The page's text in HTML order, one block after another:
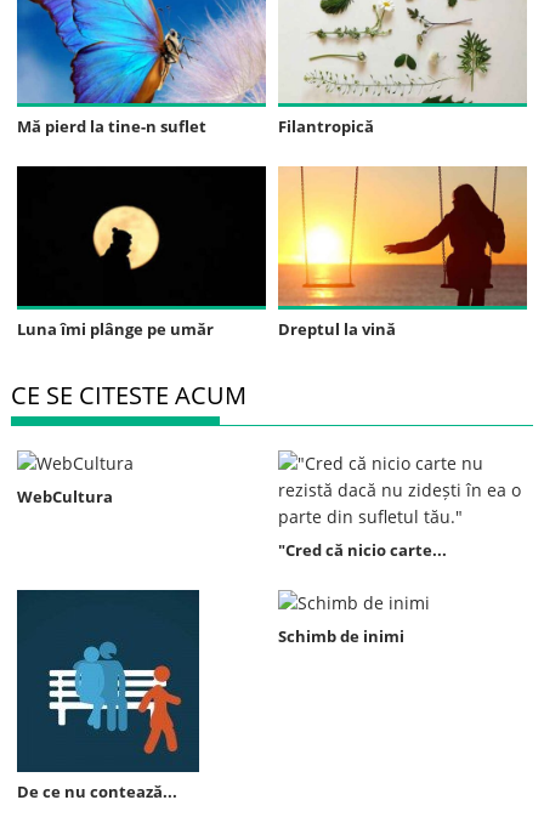
Mă pierd la tine-n suflet Filantropică
Luna îmi plânge pe umăr Dreptul la vină
CE SE CITESTE ACUM
WebCultura
"Cred că nicio carte...
De ce nu contează...
Schimb de inimi